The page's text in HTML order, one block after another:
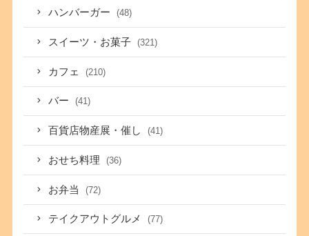
ハンバーガー (48)
スイーツ・お菓子 (321)
カフェ (210)
バー (41)
百貨店物産展・催し (41)
おせち料理 (36)
お弁当 (72)
テイクアウトグルメ (77)